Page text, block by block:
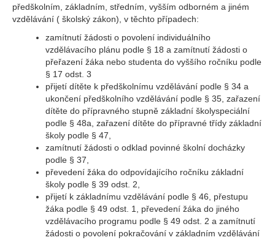
předškolním, základním, středním, vyšším odborném a jiném
vzdělávání ( školský zákon), v těchto případech:
zamítnutí žádosti o povolení individuálního
vzdělávacího plánu podle § 18 a zamítnutí žádosti o
přeřazení žáka nebo studenta do vyššího ročníku podle
§ 17 odst. 3
přijetí dítěte k předškolnímu vzdělávání podle § 34 a
ukončení předškolního vzdělávání podle § 35, zařazení
dítěte do přípravného stupně základní školyspeciální
podle § 48a, zařazení dítěte do přípravné třídy základní
školy podle § 47,
zamítnutí žádosti o odklad povinné školní docházky
podle § 37,
převedení žáka do odpovídajícího ročníku základní
školy podle § 39 odst. 2,
přijetí k základnímu vzdělávání podle § 46, přestupu
žáka podle § 49 odst. 1, převedení žáka do jiného
vzdělávacího programu podle § 49 odst. 2 a zamítnutí
žádosti o povolení pokračování v základním vzdělávání